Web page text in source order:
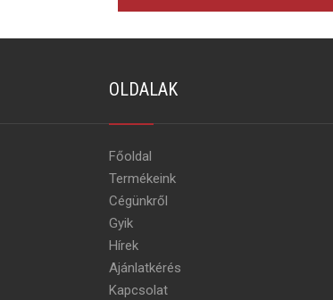
OLDALAK
Főoldal
Termékeink
Cégünkről
Gyik
Hírek
Ajánlatkérés
Kapcsolat